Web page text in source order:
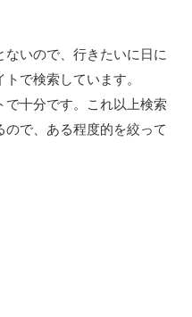
ないので、行きたいに日に
で検索しています。
で十分です。これ以上検索
で、ある程度的を絞って